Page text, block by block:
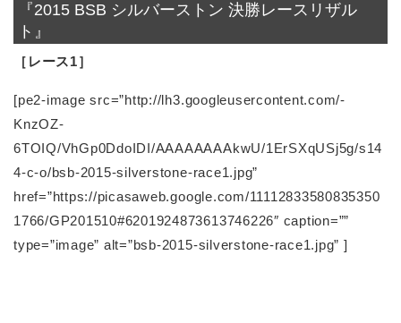
『2015 BSB シルバーストン 決勝レースリザル
ト』
［レース1］
[pe2-image src=”http://lh3.googleusercontent.com/-
KnzOZ-
6TOIQ/VhGp0DdoIDI/AAAAAAAAkwU/1ErSXqUSj5g/s14
4-c-o/bsb-2015-silverstone-race1.jpg”
href=”https://picasaweb.google.com/11112833580835350
1766/GP201510#6201924873613746226″ caption=””
type=”image” alt=”bsb-2015-silverstone-race1.jpg” ]